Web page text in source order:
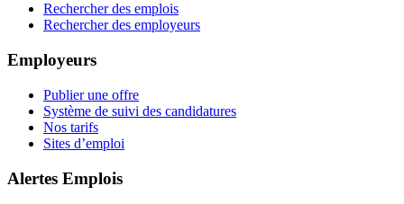
Rechercher des emplois
Rechercher des employeurs
Employeurs
Publier une offre
Système de suivi des candidatures
Nos tarifs
Sites d’emploi
Alertes Emplois